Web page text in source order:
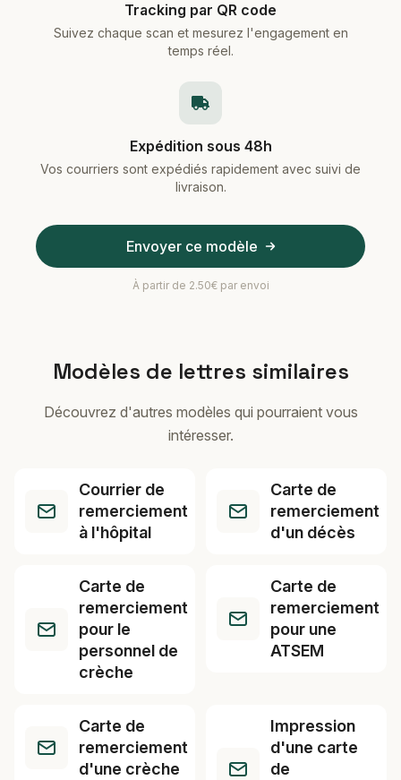
Tracking par QR code
Suivez chaque scan et mesurez l'engagement en
temps réel.
Expédition sous 48h
Vos courriers sont expédiés rapidement avec suivi de
livraison.
Envoyer ce modèle
À partir de 2.50€ par envoi
Modèles de lettres similaires
Découvrez d'autres modèles qui pourraient vous
intéresser.
Courrier de
remerciement
à l'hôpital
Carte de
remerciement
d'un décès
Carte de
remerciement
pour le
personnel de
crèche
Carte de
remerciement
pour une
ATSEM
Carte de
remerciement
d'une crèche
Impression
d'une carte
de